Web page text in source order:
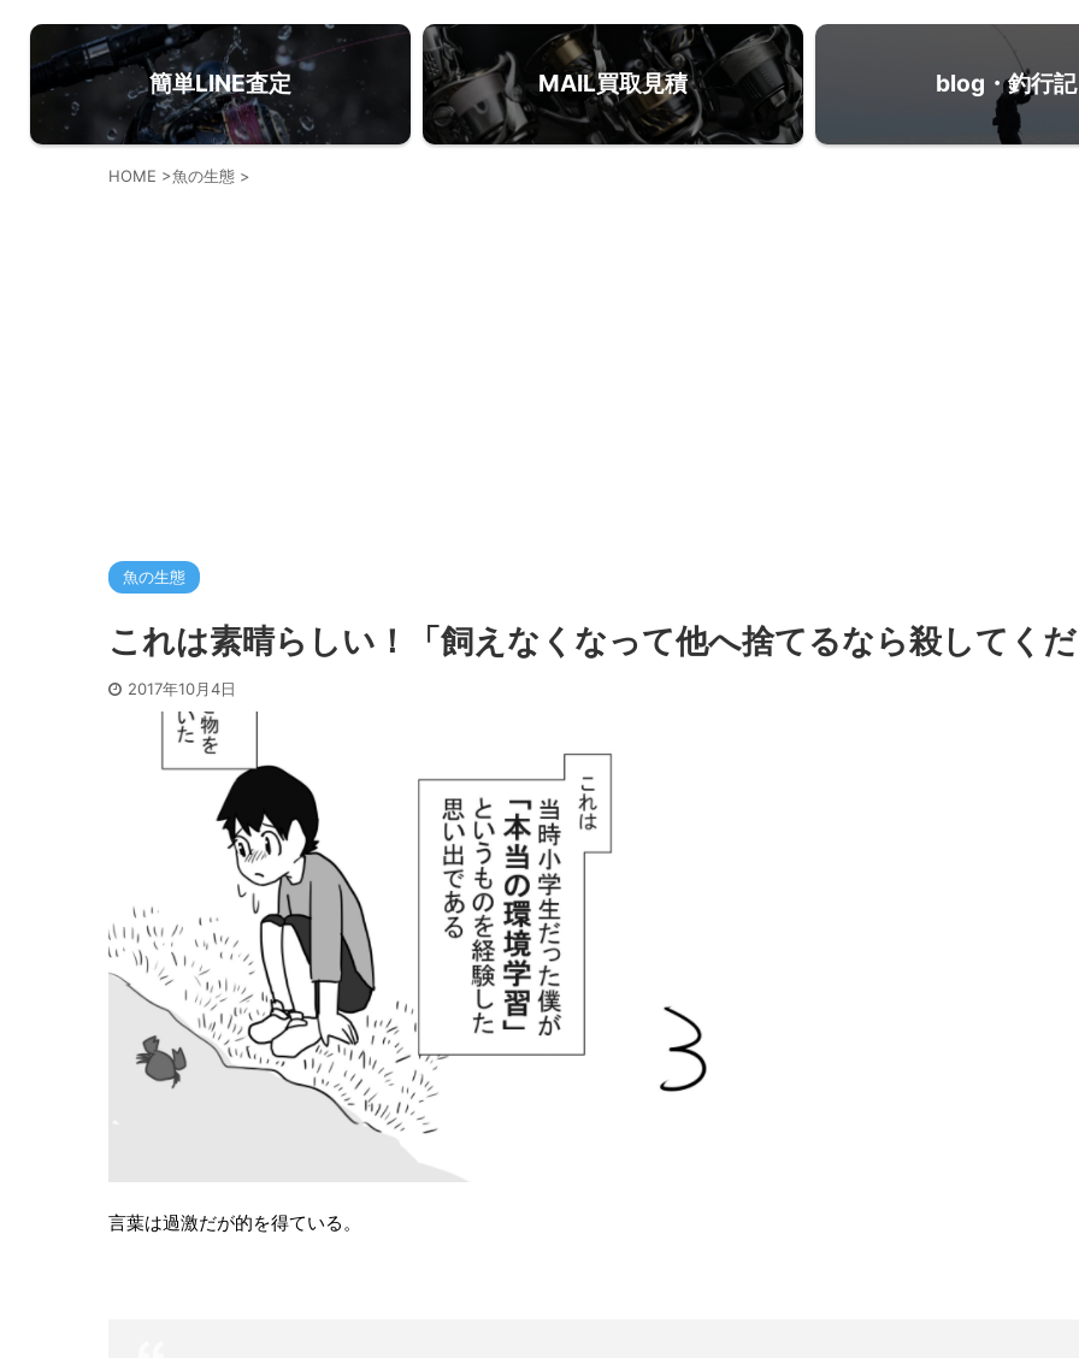
簡単LINE査定 MAIL買取見積 blog・釣行記
HOME >魚の生態 >
魚の生態
これは素晴らしい！「飼えなくなって他へ捨てるなら殺してく
2017年10月4日
言葉は過激だが的を得ている。